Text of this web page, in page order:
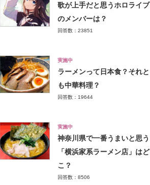
歌が上手だと思うホロライブ
のメンバーは？
回答数：23851
実施中
ラーメンって日本食？それと
も中華料理？
回答数：19644
実施中
神奈川県で一番うまいと思う
「横浜家系ラーメン店」はど
こ？
回答数：8506